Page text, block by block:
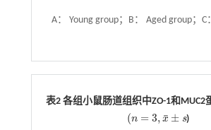
A： Young group；B： Aged group；C
表2 各组小鼠肠道组织中ZO-1和MUC2
(n = 3, x
¯ ± s
(n= 3,x ¯± s )